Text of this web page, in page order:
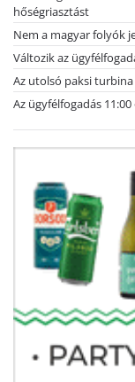
hőségriasztást
Nem a magyar folyók
Változik az
Az utolsó paksi
Az ügyfélfogadás